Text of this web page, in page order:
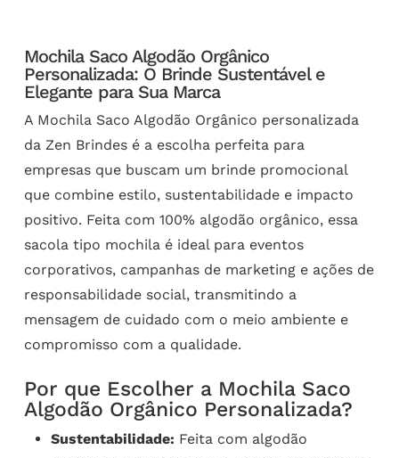
Mochila Saco Algodão Orgânico
Personalizada: O Brinde Sustentável e
Elegante para Sua Marca
A Mochila Saco Algodão Orgânico personalizada
da Zen Brindes é a escolha perfeita para
empresas que buscam um brinde promocional
que combine estilo, sustentabilidade e impacto
positivo. Feita com 100% algodão orgânico, essa
sacola tipo mochila é ideal para eventos
corporativos, campanhas de marketing e ações de
responsabilidade social, transmitindo a
mensagem de cuidado com o meio ambiente e
compromisso com a qualidade.
Por que Escolher a Mochila Saco
Algodão Orgânico Personalizada?
Sustentabilidade: Feita com algodão